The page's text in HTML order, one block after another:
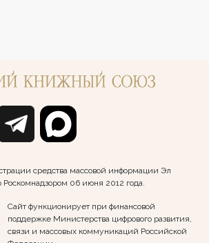
средства массовой информации Эл
06 июня 2012 года.
Сайт функционирует при финансовой
поддержке Министерства цифрового развития,
связи и массовых коммуникаций Российской